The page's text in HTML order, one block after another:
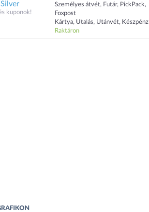
kuponok!
Személyes átvét, Futár, PickPack,
Foxpost
Kártya, Utalás, Utánvét, Készpénz
Raktáron